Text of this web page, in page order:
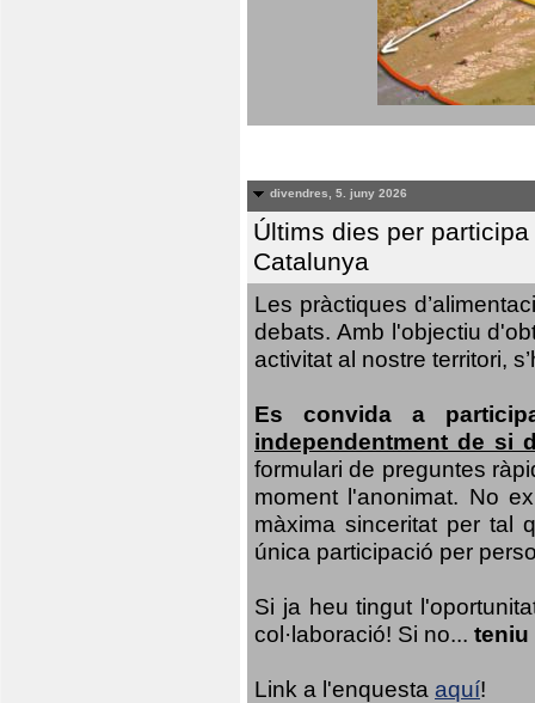
divendres, 5. juny 2026
Últims dies per
Catalunya
Les pràctiques
debats. Amb l'objectiu
activitat al nostre territori,
Es convida a
independentment de si
formulari de preguntes
moment l'anonimat. No
màxima sinceritat per tal
única participació per
Si ja heu tingut
col·laboració! Si no... teniu
Link a l'enquesta aquí!